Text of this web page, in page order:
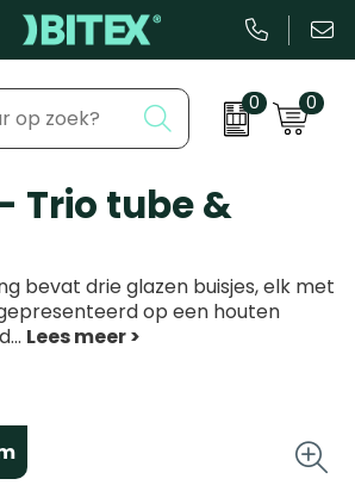
0 0
Trio tube &
bevat drie glazen buisjes, elk met
op een houten
...